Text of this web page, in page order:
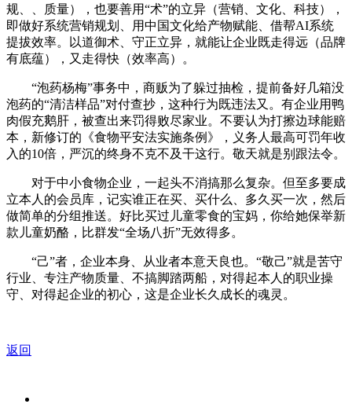
规、、质量），也要善用“术”的立异（营销、文化、科技），
即做好系统营销规划、用中国文化给产物赋能、借帮AI系统
提拔效率。以道御术、守正立异，就能让企业既走得远（品牌
有底蕴），又走得快（效率高）。
“泡药杨梅”事务中，商贩为了躲过抽检，提前备好几箱没
泡药的“清洁样品”对付查抄，这种行为既违法又。有企业用鸭
肉假充鹅肝，被查出来罚得败尽家业。不要认为打擦边球能赔
本，新修订的《食物平安法实施条例》，义务人最高可罚年收
入的10倍，严沉的终身不克不及干这行。敬天就是别跟法令。
对于中小食物企业，一起头不消搞那么复杂。但至多要成
立本人的会员库，记实谁正在买、买什么、多久买一次，然后
做简单的分组推送。好比买过儿童零食的宝妈，你给她保举新
款儿童奶酪，比群发“全场八折”无效得多。
“己”者，企业本身、从业者本意天良也。“敬己”就是苦守
行业、专注产物质量、不搞脚踏两船，对得起本人的职业操
守、对得起企业的初心，这是企业长久成长的魂灵。
返回